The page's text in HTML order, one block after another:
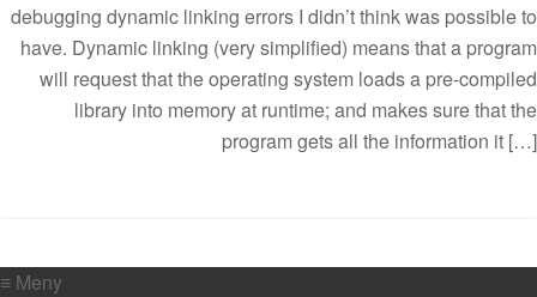
debugging dynamic linking errors I didn’t think was possible to
have. Dynamic linking (very simplified) means that a program
will request that the operating system loads a pre-compiled
library into memory at runtime; and makes sure that the
program gets all the information it […]
≡ Meny